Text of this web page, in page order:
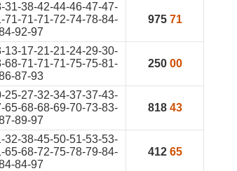
31-38-42-44-46-47-47-
71-71-71-72-74-78-84-
92-97
975 71
13-17-21-21-24-29-30-
68-71-71-71-75-75-81-
87-93
250 00
25-27-32-34-37-37-43-
65-68-68-69-70-73-83-
89-97
818 43
32-38-45-50-51-53-53-
65-68-72-75-78-79-84-
84-97
412 65